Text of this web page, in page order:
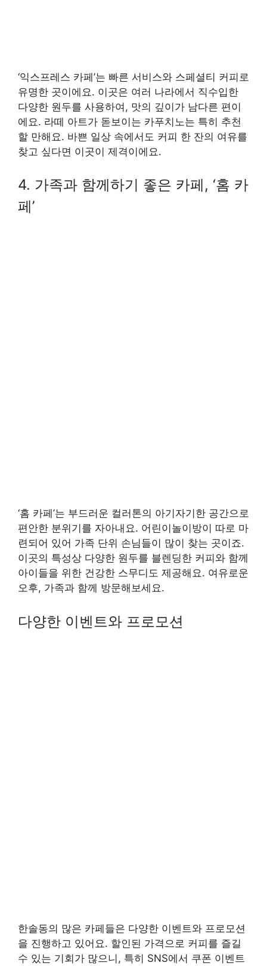
‘익스프레스 카페’는 빠른 서비스와 스페셜티 커피로
유명한 곳이에요. 이곳은 여러 나라에서 직수입한
다양한 원두를 사용하여, 맛의 깊이가 남다른 편이
에요. 라떼 아트가 돋보이는 카푸치노는 특히 추천
할 만해요. 바쁜 일상 속에서도 커피 한 잔의 여유를
찾고 싶다면 이곳이 제격이에요.
4. 가족과 함께하기 좋은 카페, ‘홈 카
페’
‘홈 카페’는 부드러운 컬러톤의 아기자기한 공간으로
편안한 분위기를 자아내요. 어린이놀이방이 따로 마
련되어 있어 가족 단위 손님들이 많이 찾는 곳이죠.
이곳의 특성상 다양한 원두를 블렌딩한 커피와 함께
아이들을 위한 건강한 스무디도 제공해요. 여유로운
오후, 가족과 함께 방문해보세요.
다양한 이벤트와 프로모션
한솔동의 많은 카페들은 다양한 이벤트와 프로모션
을 진행하고 있어요. 할인된 가격으로 커피를 즐길
수 있는 기회가 많으니, 특히 SNS에서 쿠폰 이벤트